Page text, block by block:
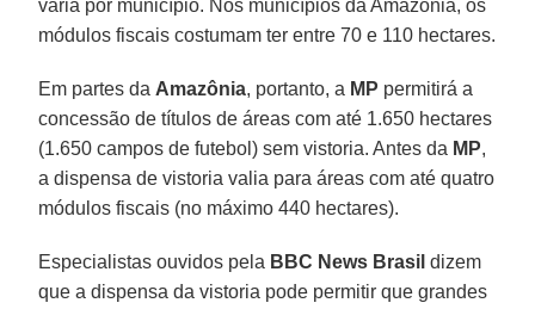
varia por município. Nos municípios da Amazônia, os
módulos fiscais costumam ter entre 70 e 110 hectares.
Em partes da Amazônia, portanto, a MP permitirá a
concessão de títulos de áreas com até 1.650 hectares
(1.650 campos de futebol) sem vistoria. Antes da MP,
a dispensa de vistoria valia para áreas com até quatro
módulos fiscais (no máximo 440 hectares).
Especialistas ouvidos pela BBC News Brasil dizem
que a dispensa da vistoria pode permitir que grandes